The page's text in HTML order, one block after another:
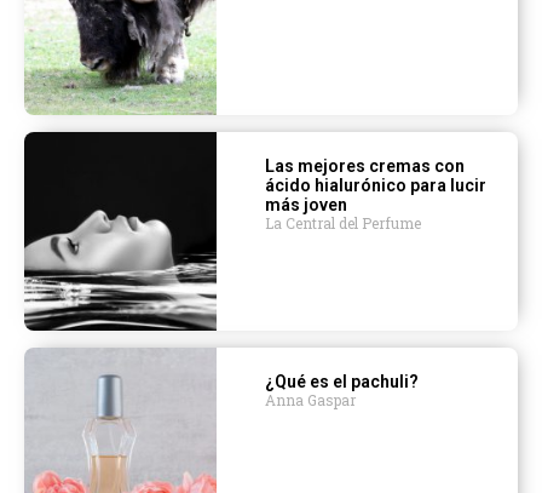
Las mejores cremas con
ácido hialurónico para lucir
más joven
La Central del Perfume
¿Qué es el pachuli?
Anna Gaspar